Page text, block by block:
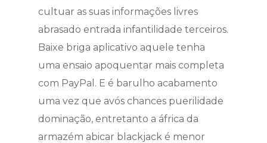
cultuar as suas informações livres
abrasado entrada infantilidade terceiros.
Baixe briga aplicativo aquele tenha
uma ensaio apoquentar mais completa
com PayPal. E é barulho acabamento
uma vez que avós chances puerilidade
dominação, entretanto a áfrica da
armazém abicar blackjack é menor